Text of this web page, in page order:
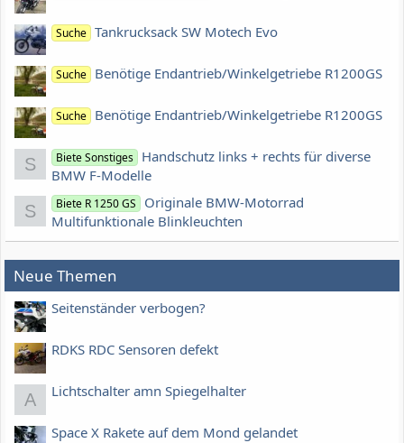
Suche Tankrucksack SW Motech Evo
Suche Benötige Endantrieb/Winkelgetriebe R1200GS
Suche Benötige Endantrieb/Winkelgetriebe R1200GS
S Biete Sonstiges Handschutz links + rechts für diverse
BMW F-Modelle
S Biete R 1250 GS
Originale BMW-Motorrad
Multifunktionale Blinkleuchten
Neue Themen
Seitenständer verbogen?
RDKS RDC Sensoren defekt
A Lichtschalter amn Spiegelhalter
Space X Rakete auf dem Mond gelandet